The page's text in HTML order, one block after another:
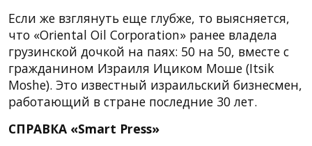
Если же взглянуть еще глубже, то выясняется,
что «Oriental Oil Corporation» ранее владела
грузинской дочкой на паях: 50 на 50, вместе с
гражданином Израиля Ициком Моше (Itsik
Moshe). Это известный израильский бизнесмен,
работающий в стране последние 30 лет.
СПРАВКА «Smart Press»